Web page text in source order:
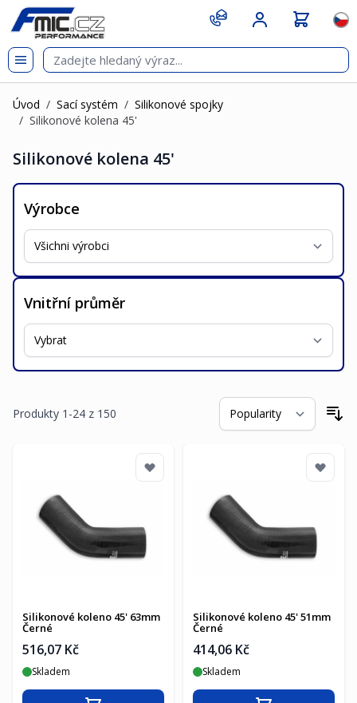
Přejít na obsah
git s
Úvod / Sací systém / Silikonové spojky
/ Silikonové kolena 45'
Silikonové kolena 45'
Výrobce
Vnitřní průměr
Produkty 1 -24 z 150
Silikonové koleno 45' 63mm
Černé
516,07 Kč
Skladem
Silikonové koleno 45' 51mm
Černé
414,06 Kč
Skladem